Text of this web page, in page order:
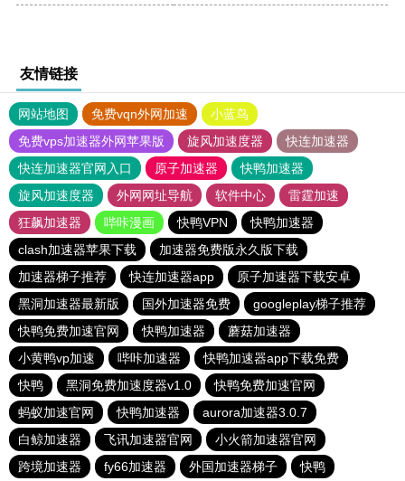
友情链接
网站地图 免费vqn外网加速
小蓝鸟
免费vps加速器外网苹果版
旋风加速度器
快连加速器
快连加速器官网入口
原子加速器
快鸭加速器
旋风加速度器
外网网址导航 软件中心
雷霆加速
狂飙加速器
哔咔漫画 快鸭VPN
快鸭加速器
clash加速器苹果下载
加速器免费版永久版下载
加速器梯子推荐
快连加速器app
原子加速器下载安卓
黑洞加速器最新版
国外加速器免费
googleplay梯子推荐
快鸭免费加速官网
快鸭加速器
蘑菇加速器
小黄鸭vp加速
哔咔加速器
快鸭加速器app下载免费
快鸭
黑洞免费加速度器v1.0
快鸭免费加速官网
蚂蚁加速官网
快鸭加速器
aurora加速器3.0.7
白鲸加速器
飞讯加速器官网
小火箭加速器官网
跨境加速器
fy66加速器 外国加速器梯子 快鸭